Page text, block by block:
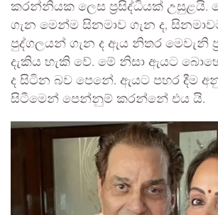
කරන්නියක ලෙස ප්‍රසිද්ධියක් උසුළයි.
ගැන මෙන්ම සිනමාව ගැන ද,
පුද්ගලයන් ගැන ද ඇය නිතර මෙවැනි
දැකිය හැකි වේ. මේ නිසා ඇයට
ද සිටින බව පෙනේ. ඇයට පහර දීම
සිටීමෙන් පෙන්නුම් කරන්නේ එය යි.